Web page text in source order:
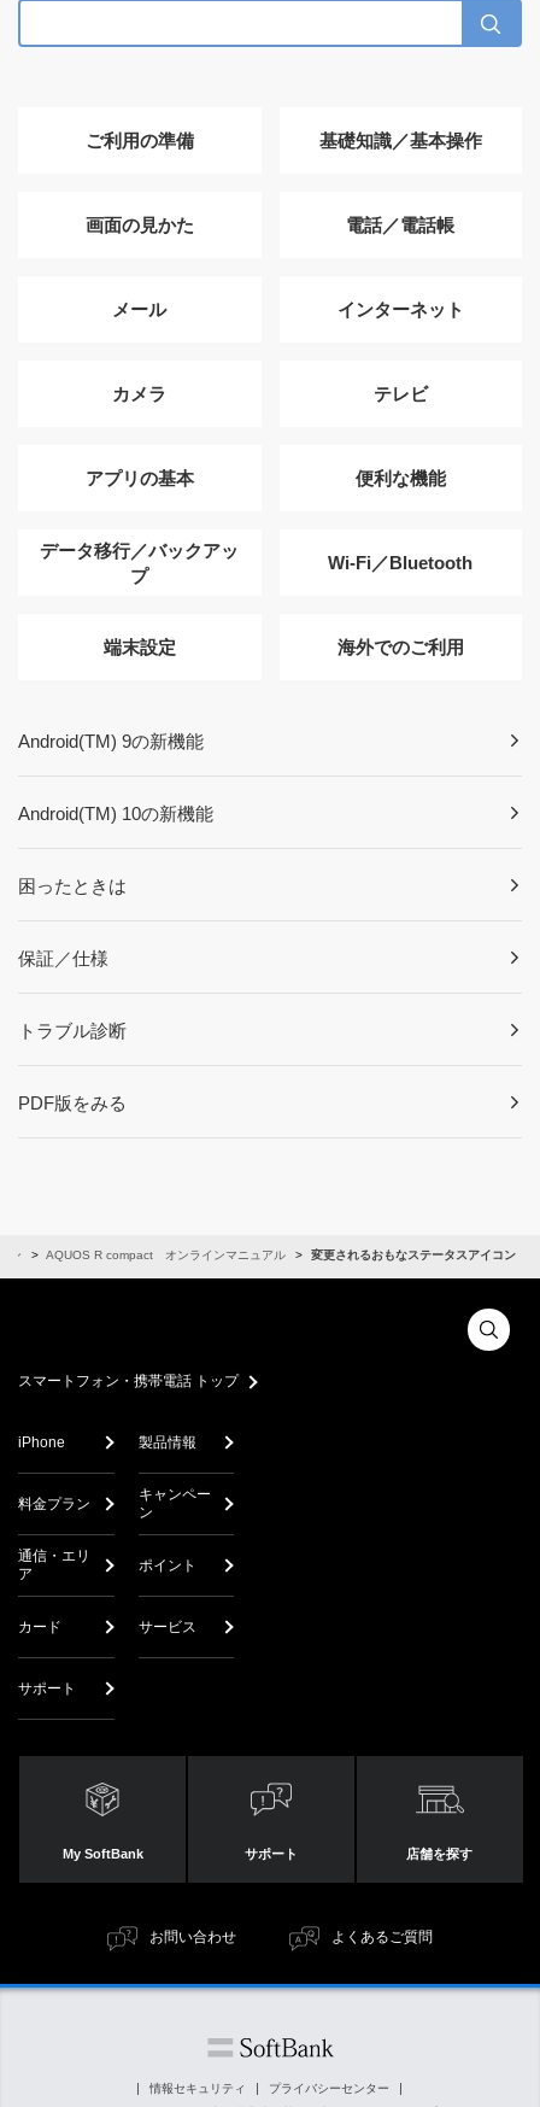
ご利用の準備 基礎知識／基本操作
画面の見かた 電話／電話帳
メール インターネット
カメラ テレビ
アプリの基本 便利な機能
データ移行／バックアッ
プ
Wi-Fi／Bluetooth
端末設定 海外でのご利用
Android(TM) 9の新機能
Android(TM) 10の新機能
困ったときは
保証／仕様
トラブル診断
PDF版をみる
ン AQUOS R compact オンラインマニュアル 変更されるおもなステータスアイコン
スマートフォン・携帯電話 トップ
iPhone 製品情報
料金プラン
キャンペー
ン
通信・エリ
ア
ポイント
カード サービス
サポート
My SoftBank サポート 店舗を探す
お問い合わせ よくあるご質問
情報セキュリティ
プライバシーセンター